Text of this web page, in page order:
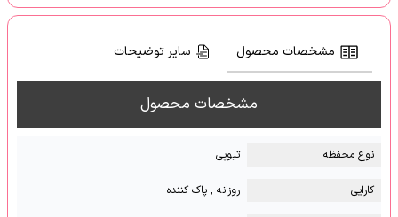
مشخصات محصول سایر توضیحات
مشخصات محصول
نوع محفظه تیوپی
کارایی روزانه , پاک کننده